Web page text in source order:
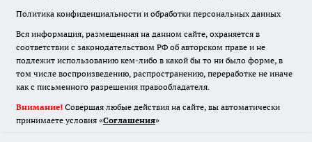
Политика конфиденциальности и обработки персональных данных
Вся информация, размещенная на данном сайте, охраняется в
соответствии с законодательством РФ об авторском праве и не
подлежит использованию кем-либо в какой бы то ни было форме, в
том числе воспроизведению, распространению, переработке не иначе
как с письменного разрешения правообладателя.
Внимание! Совершая любые действия на сайте, вы автоматически
принимаете условия «Cоглашения»